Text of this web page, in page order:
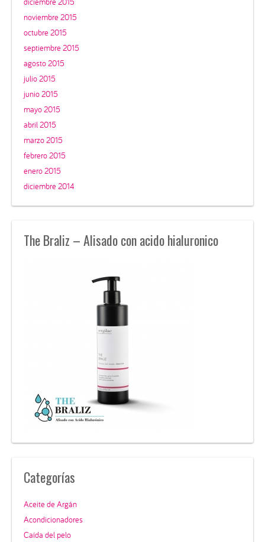
noviembre 2015
octubre 2015
septiembre 2015
agosto 2015
julio 2015
junio 2015
mayo 2015
abril 2015
marzo 2015
febrero 2015
enero 2015
diciembre 2014
The Braliz – Alisado con acido hialuronico
Categorías
Aceite de Argán
Acondicionadores
Caída del pelo